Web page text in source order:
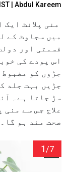
| Abdul Kareem
منی پلانٹ
میں سجاوٹ کے
قسمتی اور
اس پودے کی
جڑوں کو مضبوط
جڑیں بہت جلد
سڑ جاتا ہے۔
علاج جس سے
صحت مند ہو
1/7